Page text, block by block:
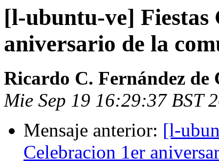
[l-ubuntu-ve] Fiestas
aniversario de la
Ricardo C. Fernández de
Mie Sep 19 16:29:37 BST
Mensaje anterior: [l-
Celebracion 1er